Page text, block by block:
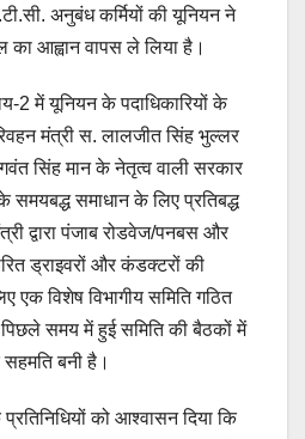
अनुबंध कर्मियों की यूनियन ने
का आह्वान वापस ले लिया है।
2 में यूनियन के पदाधिकारियों के
मंत्री स. लालजीत सिंह भुल्लर
सिंह मान के नेतृत्व वाली सरकार
समयबद्ध समाधान के लिए प्रतिबद्ध
द्वारा पंजाब रोडवेज/पनबस और
ड्राइवरों और कंडक्टरों की
विशेष विभागीय समिति गठित
समय में हुई समिति की बैठकों में
सहमति बनी है।
को आश्वासन दिया कि